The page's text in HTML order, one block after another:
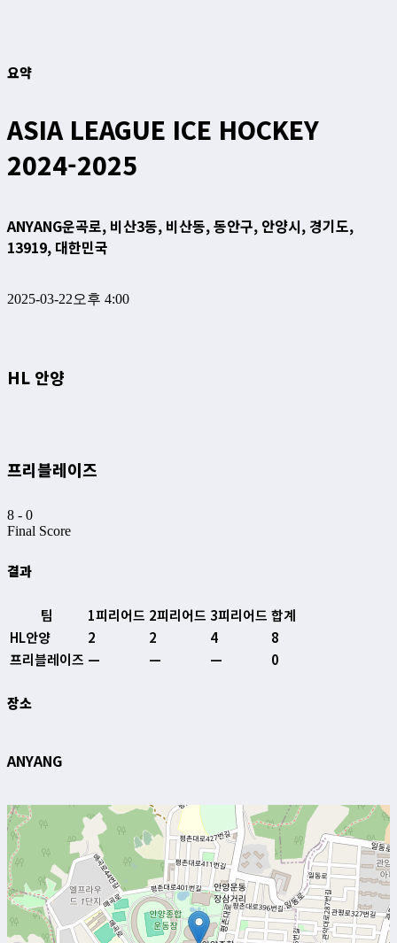
요약
ASIA LEAGUE ICE HOCKEY
2024-2025
ANYANG운곡로, 비산3동, 비산동, 동안구, 안양시, 경기도,
13919, 대한민국
2025-03-22오후 4:00
HL 안양
프리블레이즈
8 - 0
Final Score
결과
팀 1피리어드 2피리어드 3피리어드 합계
HL안양
2 2 4
8
프리블레이즈 — — — 0
장소
ANYANG